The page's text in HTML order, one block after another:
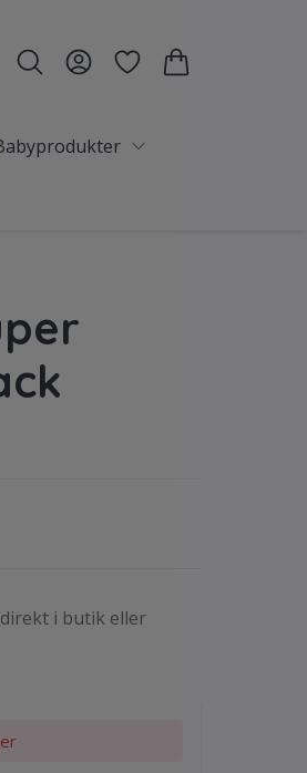
i butik eller